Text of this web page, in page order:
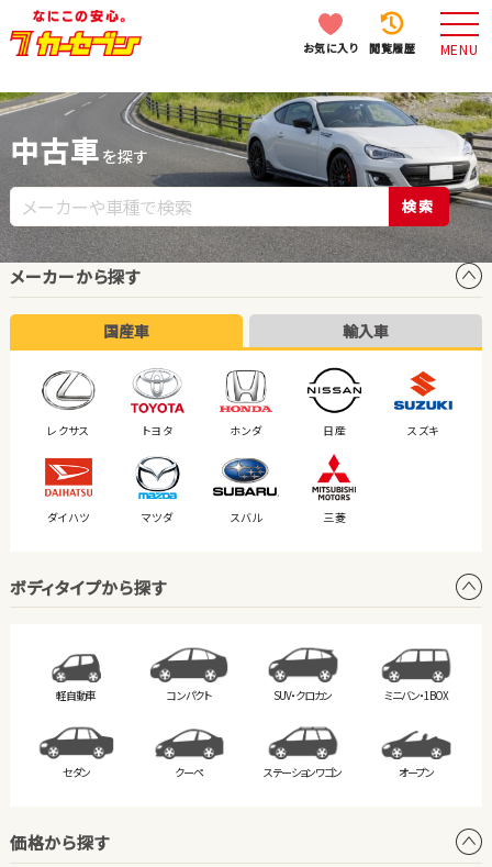
お気に入り 閲覧履歴 MENU
中古車 を探す
検索
メーカーから探す
国産車 輸入車
レクサス トヨタ ホンダ 日産 スズキ
ダイハツ マツダ スバル 三菱
ボディタイプから探す
軽自動車 コンパクト SUV・クロカン ミニバン・1BOX
セダン クーペ ステーションワゴン オープン
価格から探す